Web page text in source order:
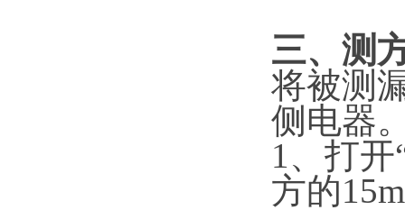
三、测
将被测
侧电器
1、打
方的